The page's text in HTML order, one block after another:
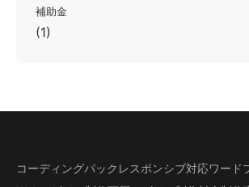
補助金
(1)
コーディングパック レスポンシブ対応ワード